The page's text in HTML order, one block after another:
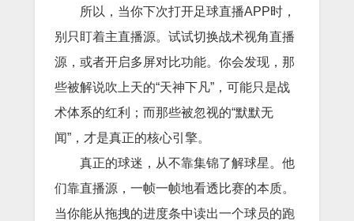
所以，当你下次打开足球直播APP时，
别只盯着主直播源。试试切换战术视角直播
源，或者开启多屏对比功能。你会发现，那
些被解说吹上天的“天神下凡”，可能只是战
术体系的红利；而那些被忽视的“默默无
闻”，才是真正的核心引擎。
真正的球迷，从不靠集锦了解球星。他
们靠直播源，一帧一帧地看透比赛的本质。
当你能从拖拽的进度条中读出一个球员的跑